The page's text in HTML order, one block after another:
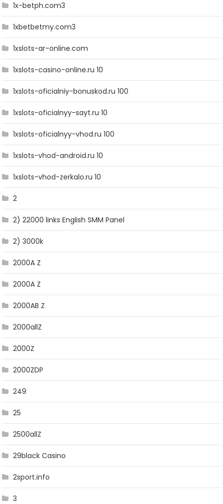
1x-betph.com3
1xbetbetmy.com3
1xslots-ar-online.com
1xslots-casino-online.ru 10
1xslots-oficialniy-bonuskod.ru 100
1xslots-oficialnyy-sayt.ru 10
1xslots-oficialnyy-vhod.ru 100
1xslots-vhod-android.ru 10
1xslots-vhod-zerkalo.ru 10
2
2) 22000 links English SMM Panel
2) 3000k
2000A Z
2000A Z
2000AB Z
2000allZ
2000Z
2000ZDP
249
25
2500allZ
29black Casino
2sport.info
3